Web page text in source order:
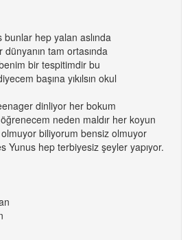
bunlar hep yalan aslında
tam ortasında
bir tespitimdir bu
başına yıkılsın okul
dinliyor her bokum
neden maldır her koyun
biliyorum bensiz olmuyor
Yunus hep terbiyesiz şeyler yapıyor.